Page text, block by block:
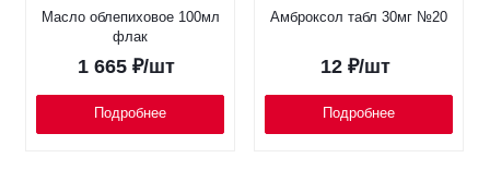
Масло облепиховое 100мл
флак
1 665 ₽/шт
Подробнее
Амброксол табл 30мг №20
12₽/шт
Подробнее